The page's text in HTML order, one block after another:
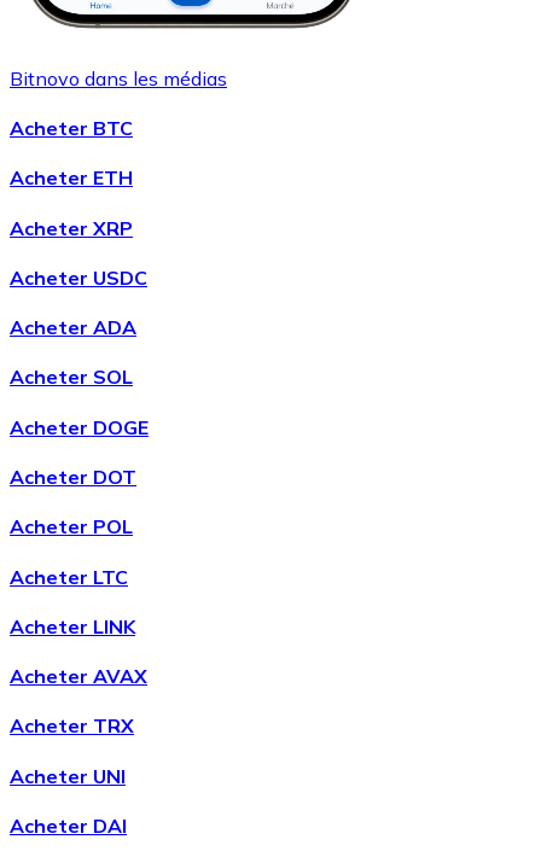
Bitnovo dans les médias
Acheter BTC
Acheter ETH
Acheter XRP
Acheter USDC
Acheter ADA
Acheter SOL
Acheter DOGE
Acheter DOT
Acheter POL
Acheter LTC
Acheter LINK
Acheter AVAX
Acheter TRX
Acheter UNI
Acheter DAI